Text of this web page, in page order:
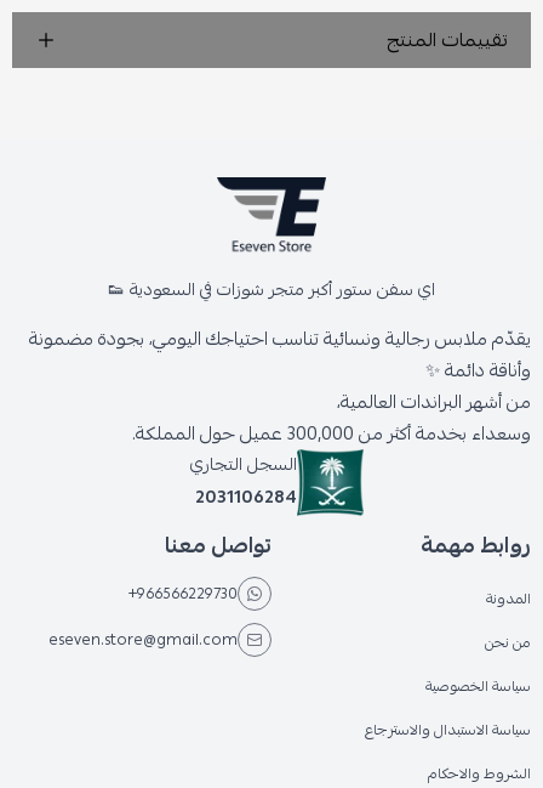
تقييمات المنتج
اي سفن ستور أكبر متجر شوزات في السعودية 👟
يقدّم ملابس رجالية ونسائية تناسب احتياجك اليومي، بجودة مضمونة
وأناقة دائمة ✨
من أشهر البراندات العالمية،
وسعداء بخدمة أكثر من 300,000 عميل حول المملكة.
السجل التجاري
2031106284
روابط مهمة
المدونة
من نحن
سياسة الخصوصية
سياسة الاستبدال والاسترجاع
الشروط والاحكام
تواصل معنا
+966566229730
eseven.store@gmail.com